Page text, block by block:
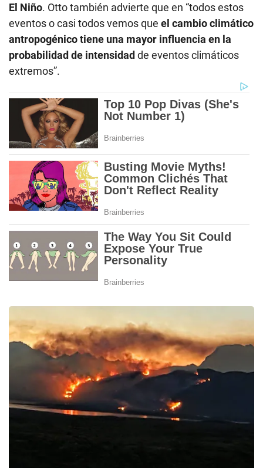
El Niño. Otto también advierte que en “todos estos
eventos o casi todos vemos que el cambio climático
antropogénico tiene una mayor influencia en la
probabilidad de intensidadde eventos climáticos
extremos”.